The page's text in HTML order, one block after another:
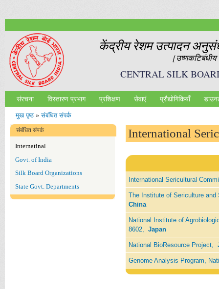
केंद्रीय रेशम उत्‍पादन
CENTRAL SILK
Main menu
संरचना विस्तारण प्रभाग प्रशिक्षण सेवाएं प्रौद्योगिकियॉं
आप यहाँ हैं
मुख पृष्ठ»संबंधित संपर्क
संबंधित संपर्क
Internatinal
Govt. of India
Silk Board Organizations
State Govt. Departments
International
International Sericultural
The Institute of Sericulture
China
National Institute of
8602, Japan
National BioResource Project,
Genome Analysis Program,